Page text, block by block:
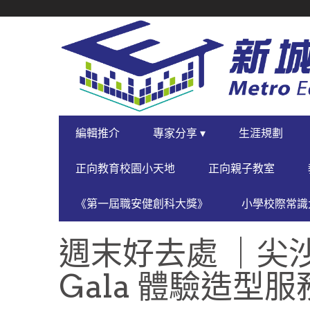
NAVIGATION
PRIMARY
NAVIGATION
編輯推介 專家分享 ▾ 生涯規劃
正向教育校園小天地 正向親子教室
《第一屆職安健創科大獎》 小學校際常
週末好去處 ｜尖
Gala 體驗造型服